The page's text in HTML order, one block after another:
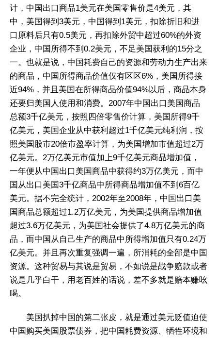
计，中国出口商品1美元在美国零售价是4美元，其
中，美国得到3美元，中国得到1美元，扣除折旧和进
口原料后只有0.5美元，再扣除外贸中超过60%的外资
企业，中国所得不到0.2美元，不足美国获利的15分之
一。也就是说，中国耗费自己的资源和劳动力生产出来
的商品，中国所得商品价值仅有区区6%，美国所得接
近94%，并且美国在所得商品价值94%以后，商品本身
还要归美国人使用和消费。2007年中国出口美国商品
总额3千亿美元，按照四倍零售价计算，美国所得9千
亿美元，美国企业从中获利超过1千亿美元纯利润，按
照美国股市20倍市盈率计算，为美国增加市值超过2万
亿美元。2万亿美元市值加上9千亿美元商品增加值，
一年便从中国出口美国商品中获得约3万亿美元，而中
国从出口美国3千亿商品中所得商品增加值不到6百亿
美元。据不完全统计，2002年至2008年，中国出口美
国商品总额超过1.2万亿美元，为美国提供商品增加值
超过3.6万亿美元，为美国社会提供了4.8万亿美元的商
品，而中国从自己生产的商品中所得增加值只有0.24万
亿美元。并且再次重复强调一遍，所消耗的全部是中国
资源。这种贸易与其说是贸易，不如说是战争赔款或者
说是几乎白干，用老百姓的话说，差不多就是赔本赚吆
喝。
美国扒掉中国的第二张皮，就是通过美元贬值迫使
中国购买美国股票债券，把中国耗费资源、牺牲环境和